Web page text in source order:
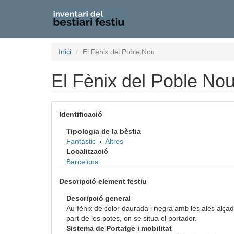
Inici El Fènix del Poble Nou
El Fènix del Poble Nou
Identificació
Tipologia de la bèstia
Fantàstic › Altres
Localització
Barcelona
Descripció element festiu
Descripció general
Au fènix de color daurada i negra amb les ales
part de les potes, on se situa el portador.
Sistema de Portatge i mobilitat